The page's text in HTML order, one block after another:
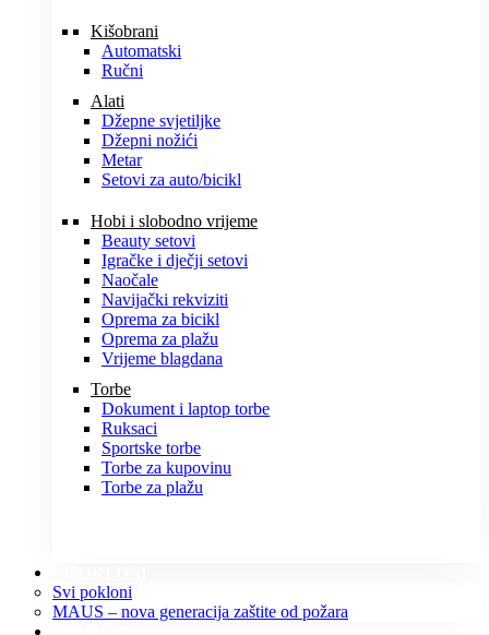
Kišobrani
Automatski
Ručni
Alati
Džepne svjetiljke
Džepni nožići
Metar
Setovi za auto/bicikl
Hobi i slobodno vrijeme
Beauty setovi
Igračke i dječji setovi
Naočale
Navijački rekviziti
Oprema za bicikl
Oprema za plažu
Vrijeme blagdana
Torbe
Dokument i laptop torbe
Ruksaci
Sportske torbe
Torbe za kupovinu
Torbe za plažu
Svi pokloni
MAUS – nova generacija zaštite od požara